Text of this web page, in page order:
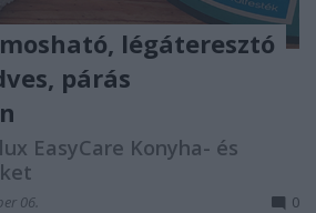
légáteresztó
párás
EasyCare Konyha- és
06. 0